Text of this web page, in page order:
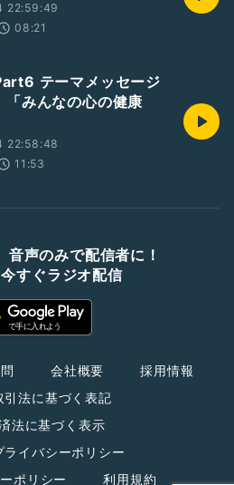
22:59:49
08:21
テーマメッセージ
「みんなの心の健康
22:58:48
11:53
音声のみで配信者に！
すぐラジオ配信
会社概要
採用情報
引法に基づく表記
法に基づく表示
ライバシーポリシー
ポリシー
利用規約